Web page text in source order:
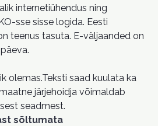
internetiühendus ning
sse sisse logida. Eesti
teenus tasuta. E-väljaanded on
olemas.Teksti saad kuulata ka
järjehoidja võimaldab
seadmest.
sõltumata